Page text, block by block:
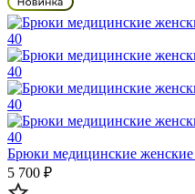
Брюки медицинские женские
5 700 ₽